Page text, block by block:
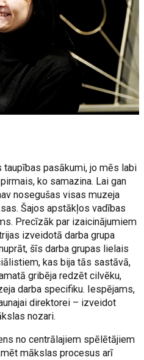
taupības pasākumi, jo mēs labi
ko samazina. Lai gan
nosegušas visas muzeja
Šajos apstākļos vadības
Precīzāk par izaicinājumiem
izveidotā darba grupa
šīs darba grupas lielais
kas bija tās sastāvā,
gribēja redzēt cilvēku,
darba specifiku. Iespējams,
direktorei – izveidot
nozari.
no centrālajiem spēlētājiem
mākslas procesus arī